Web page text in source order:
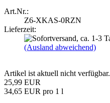
Art.Nr.:
Z6-XKAS-0RZN
Lieferzeit:
(Ausland abweichend)
Artikel ist aktuell nicht verfügbar.
25,99 EUR
34,65 EUR pro 1 l